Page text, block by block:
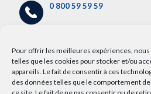
Pour offrir les meilleures expériences,
telles que les cookies pour stocker et/ou
appareils. Le fait de consentir à ces
des données telles que le comportement
0 800 59 59 59
5 avenue Oscar Lambret,
59000 Lille